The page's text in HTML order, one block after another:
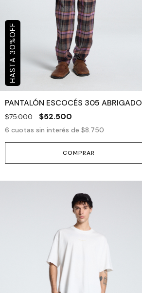
30
%
OFF
PANTALÓN ESCOCÉS 305 ABRIGADO
$75.000 $52.500
6 cuotas sin interés de $8.750
COMPRAR